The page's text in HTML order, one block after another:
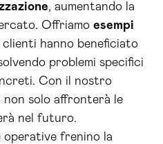
, aumentando la
Offriamo esempi
hanno beneficiato
problemi specifici
Con il nostro
non solo affronterà le
nel futuro.
operative frenino la